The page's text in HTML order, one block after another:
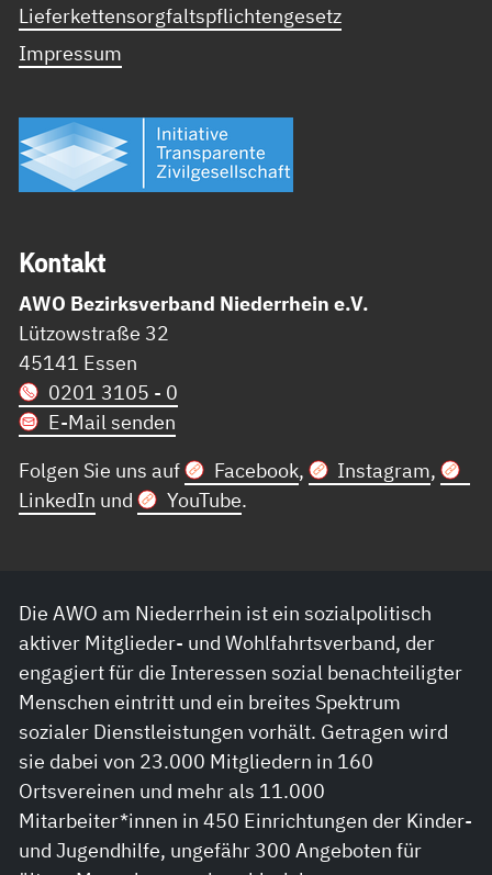
Lieferkettensorgfaltspflichtengesetz
Impressum
Kon­takt
AWO Bezirksverband Niederrhein e.V.
Lützowstraße 32
45141 Essen
0201 3105 - 0
E-Mail senden
Folgen Sie uns auf
Facebook, Instagram,
LinkedIn und YouTube.
Die AWO am Niederrhein ist ein sozialpolitisch
aktiver Mitglieder- und Wohlfahrtsverband, der
engagiert für die Interessen sozial benachteiligter
Menschen eintritt und ein breites Spektrum
sozialer Dienstleistungen vorhält. Getragen wird
sie dabei von 23.000 Mitgliedern in 160
Ortsvereinen und mehr als 11.000
Mitarbeiter*innen in 450 Einrichtungen der Kinder-
und Jugendhilfe, ungefähr 300 Angeboten für